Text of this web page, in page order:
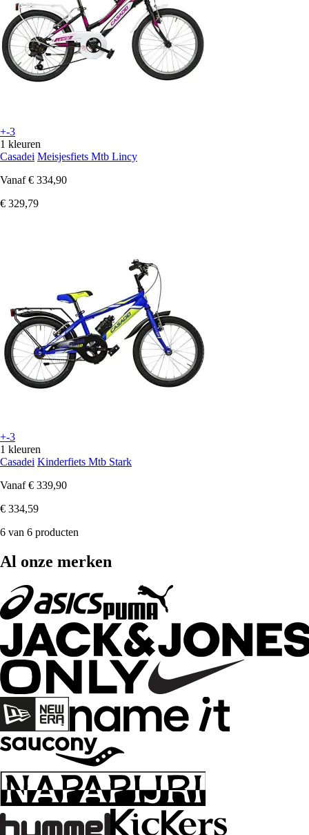
+-3
1 kleuren
Casadei Meisjesfiets Mtb Lincy
Vanaf € 334,90
€ 329,79
+-3
1 kleuren
Casadei Kinderfiets Mtb Stark
Vanaf € 339,90
€ 334,59
6 van 6 producten
Al onze merken